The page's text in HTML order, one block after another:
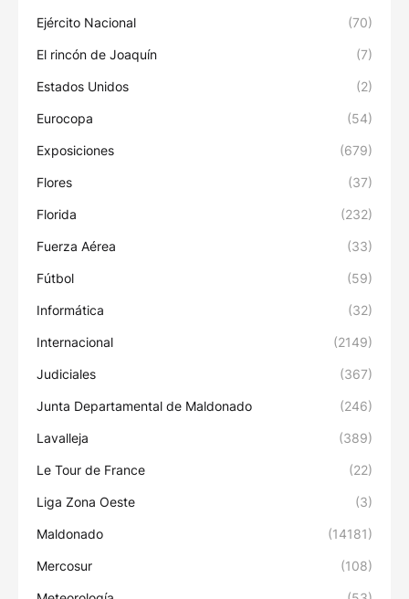
Ejército Nacional (70)
El rincón de Joaquín (7)
Estados Unidos (2)
Eurocopa (54)
Exposiciones (679)
Flores (37)
Florida (232)
Fuerza Aérea (33)
Fútbol (59)
Informática (32)
Internacional (2149)
Judiciales (367)
Junta Departamental de Maldonado (246)
Lavalleja (389)
Le Tour de France (22)
Liga Zona Oeste (3)
Maldonado (14181)
Mercosur (108)